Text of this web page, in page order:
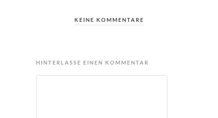
KEINE KOMMENTARE
HINTERLASSE EINEN KOMMENTAR